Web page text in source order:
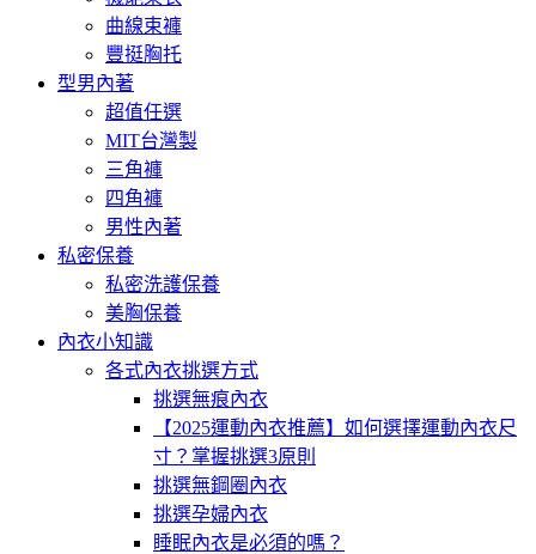
曲線束褲
豐挺胸托
型男內著
超值任選
MIT台灣製
三角褲
四角褲
男性內著
私密保養
私密洗護保養
美胸保養
內衣小知識
各式內衣挑選方式
挑選無痕內衣
【2025運動內衣推薦】如何選擇運動內衣尺
寸？掌握挑選3原則
挑選無鋼圈內衣
挑選孕婦內衣
睡眠內衣是必須的嗎？